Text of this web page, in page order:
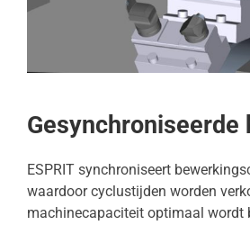
Gesynchroniseerde
ESPRIT synchroniseert
waardoor cyclustijden worden
machinecapaciteit optimaal wordt